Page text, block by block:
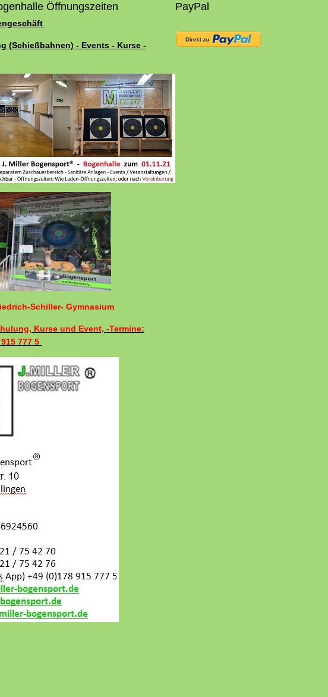
Öffnungszeiten
(Schießbahnen) - Events - Kurse -
Schiller- Gymnasium
Kurse und Event, -Termine:
777 5
PayPal